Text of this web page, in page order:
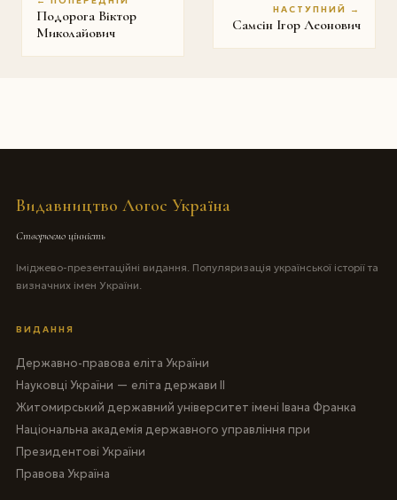
Подорога Віктор
Миколайович
НАСТУПНИЙ →
Самсін Ігор Леонович
Видавництво Логос Україна
Створюємо цінність
Іміджево-презентаційні видання. Популяризація української історії та
визначних імен України.
ВИДАННЯ
Державно-правова еліта України
Науковці України — еліта держави II
Житомирський державний університет імені Івана Франка
Національна академія державного управління при
Президентові України
Правова Україна